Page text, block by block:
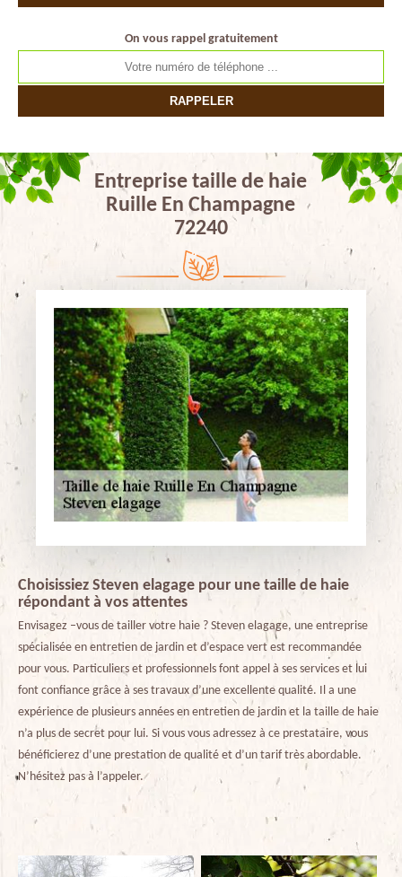
On vous rappel gratuitement
Entreprise taille de haie
Ruille En Champagne
72240
Choisissiez Steven elagage pour une taille de haie
répondant à vos attentes
Envisagez –vous de tailler votre haie ? Steven elagage, une entreprise
spécialisée en entretien de jardin et d’espace vert est recommandée
pour vous. Particuliers et professionnels font appel à ses services et lui
font confiance grâce à ses travaux d’une excellente qualité. Il a une
expérience de plusieurs années en entretien de jardin et la taille de haie
n’a plus de secret pour lui. Si vous vous adressez à ce prestataire, vous
bénéficierez d’une prestation de qualité et d’un tarif très abordable.
N’hésitez pas à l’appeler.